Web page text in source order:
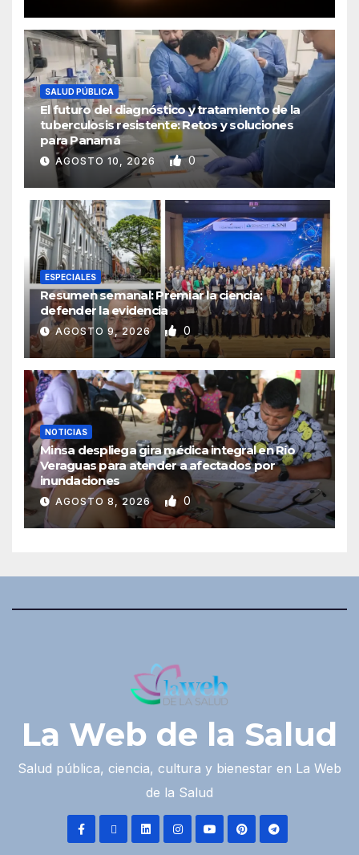
SALUD PÚBLICA
El futuro del diagnóstico y tratamiento de la
tuberculosis resistente: Retos y soluciones
para Panamá
AGOSTO 10, 2026 0
ESPECIALES
Resumen semanal: Premiar la ciencia;
defender la evidencia
AGOSTO 9, 2026 0
NOTICIAS
Minsa despliega gira médica integral en Río
Veraguas para atender a afectados por
inundaciones
AGOSTO 8, 2026 0
La Web de la Salud
Salud pública, ciencia, cultura y bienestar en La Web
de la Salud